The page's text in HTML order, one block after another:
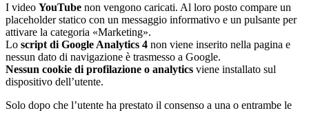
I video YouTube non vengono caricati. Al loro posto compare un
placeholder statico con un messaggio informativo e un pulsante per
attivare la categoria «Marketing».
Lo script di Google Analytics 4 non viene inserito nella pagina e
nessun dato di navigazione è trasmesso a Google.
Nessun cookie di profilazione o analytics viene installato sul
dispositivo dell’utente.
Solo dopo che l’utente ha prestato il consenso a una o entrambe le